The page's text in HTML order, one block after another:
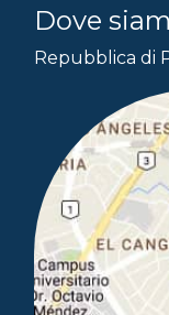
Dove
Repubblica di